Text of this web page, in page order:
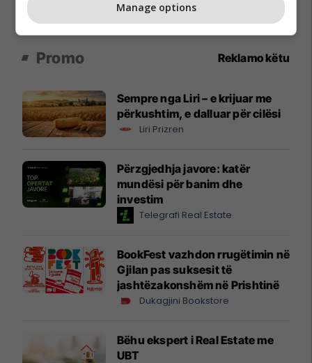
Promo Reklamo këtu
Sempre nga Liri – e krijuar me
përkushtim, e dalluar për cilësi
Liri Prizren
Përzgjedhja javore: katër
mundësi për banim dhe
investim
Telegrafi Real Estate
BookFest vazhdon rrugëtimin në
Gjilan pas suksesit të
jashtëzakonshëm në Prishtinë
Dukagjini Bookstore
Bëhu ekspert i Real Estate me
UBT
Manage options